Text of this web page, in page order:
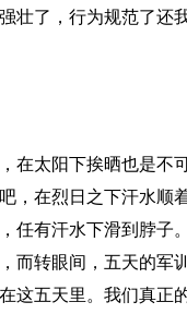
壮了，行为规范了还
在太阳下挨晒也是不
，在烈日之下汗水顺
任有汗水下滑到脖子
而转眼间，五天的军
这五天里。我们真正